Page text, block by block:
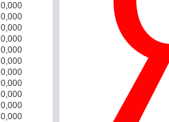
0,000
0,000
0,000
0,000
0,000
0,000
0,000
0,000
0,000
0,000
0,000